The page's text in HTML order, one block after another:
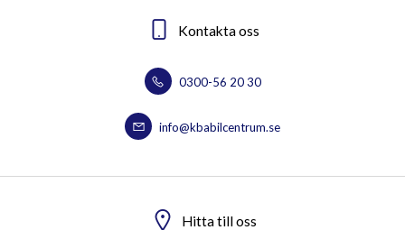
Kontakta oss
0300-56 20 30
info@kbabilcentrum.se
Hitta till oss